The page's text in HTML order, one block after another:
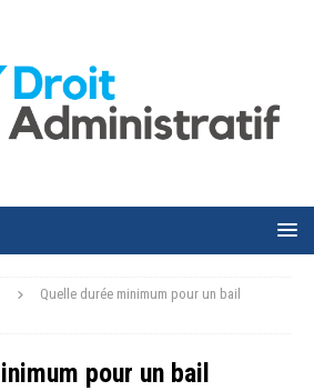
Quelle durée minimum pour un bail
pour un bail